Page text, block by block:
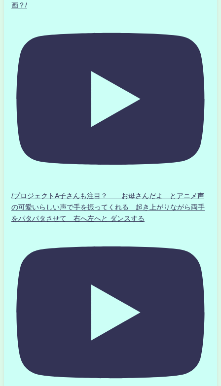
画？/
/プロジェクトA子さんも注目？ お母さんだよ とアニメ声
の可愛いらしい声で手を振ってくれる 起き上がりながら両手
をパタパタさせて 右へ左へと ダンスする